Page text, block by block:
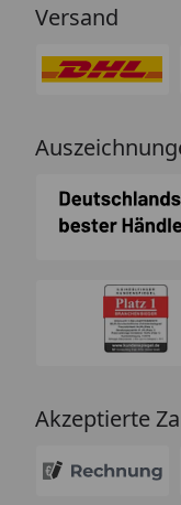
Versand
Akzeptierte